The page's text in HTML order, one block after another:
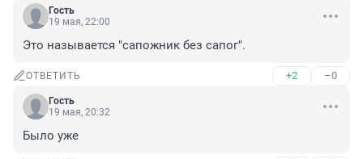
Гость
19 мая, 22:00
Это называется "сапожник без сапог".
ОТВЕТИТЬ +2 –0
Гость
19 мая, 20:32
Было уже